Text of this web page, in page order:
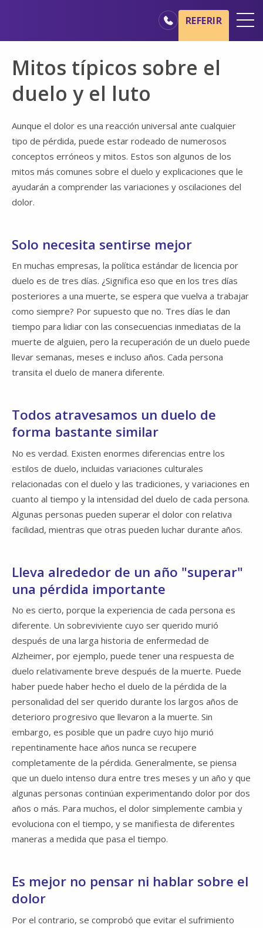
Básicos del cuidado de hospicio
Nuestros servicios
Profesionales médicos
Familiares y cuidadores
REFERIR
Mitos típicos sobre el
duelo y el luto
Aunque el dolor es una reacción universal ante cualquier
tipo de pérdida, puede estar rodeado de numerosos
conceptos erróneos y mitos. Estos son algunos de los
mitos más comunes sobre el duelo y explicaciones que le
ayudarán a comprender las variaciones y oscilaciones del
dolor.
Solo necesita sentirse mejor
En muchas empresas, la política estándar de licencia por
duelo es de tres días. ¿Significa eso que en los tres días
posteriores a una muerte, se espera que vuelva a trabajar
como siempre? Por supuesto que no. Tres días le dan
tiempo para lidiar con las consecuencias inmediatas de la
muerte de alguien, pero la recuperación de un duelo puede
llevar semanas, meses e incluso años. Cada persona
transita el duelo de manera diferente.
Todos atravesamos un duelo de
forma bastante similar
No es verdad. Existen enormes diferencias entre los
estilos de duelo, incluidas variaciones culturales
relacionadas con el duelo y las tradiciones, y variaciones en
cuanto al tiempo y la intensidad del duelo de cada persona.
Algunas personas pueden superar el dolor con relativa
facilidad, mientras que otras pueden luchar durante años.
Lleva alrededor de un año "superar"
una pérdida importante
No es cierto, porque la experiencia de cada persona es
diferente. Un sobreviviente cuyo ser querido murió
después de una larga historia de enfermedad de
Alzheimer, por ejemplo, puede tener una respuesta de
duelo relativamente breve después de la muerte. Puede
haber puede haber hecho el duelo de la pérdida de la
personalidad del ser querido durante los largos años de
deterioro progresivo que llevaron a la muerte. Sin
embargo, es posible que un padre cuyo hijo murió
repentinamente hace años nunca se recupere
completamente de la pérdida. Generalmente, se piensa
que un duelo intenso dura entre tres meses y un año y que
algunas personas continúan experimentando dolor por dos
años o más. Para muchos, el dolor simplemente cambia y
evoluciona con el tiempo, y se manifiesta de diferentes
maneras a medida que pasa el tiempo.
Es mejor no pensar ni hablar sobre el
dolor
Por el contrario, se comprobó que evitar el sufrimiento